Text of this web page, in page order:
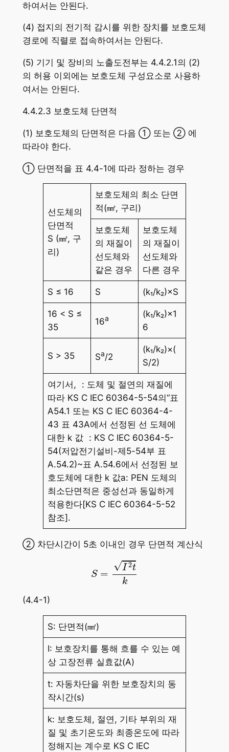
하여서는 안된다.
(4) 접지의 전기적 감시를 위한 장치를 보호도체
경로에 직렬로 접속하여서는 안된다.
(5) 기기 및 장비의 노출도전부는 4.4.2.1의 (2)
의 허용 이외에는 보호도체 구성요소로 사용하
여서는 안된다.
4.4.2.3 보호도체 단면적
(1) 보호도체의 단면적은 다음 ① 또는 ② 에
따라야 한다.
① 단면적을 표 4.4-1에 따라 정하는 경우
선도체의
단면적
S (㎟, 구
리)
보호도체의 최소 단면
적(㎟, 구리)
보호도체
의 재질이
선도체와
같은 경우
보호도체
의 재질이
선도체와
다른 경우
S ≤ 16 S (k₁/k₂)×S
16 < S ≤
35
16a
(k₁/k₂)×1
6
S > 35 Sa/2
(k₁/k₂)×(
S/2)
여기서,
: 도체 및 절연의 재질에
따라 KS C IEC 60364-5-54의“표
A54.1 또는 KS C IEC 60364-4-
43 표 43A에서 선정된 선 도체에
대한 k 값 : KS C IEC 60364-5-
54(저압전기설비-제5-54부 표
A.54.2)~표 A.54.6에서 선정된 보
호도체에 대한 k 값a: PEN 도체의
최소단면적은 중성선과 동일하게
적용한다[KS C IEC 60364-5-52
참조].
② 차단시간이 5초 이내인 경우 단면적 계산식
S =
√I 2t
k
2tk
(4.4-1)
S: 단면적(㎟)
I: 보호장치를 통해 흐를 수 있는 예
상 고장전류 실효값(A)
t: 자동차단을 위한 보호장치의 동
작시간(s)
k: 보호도체, 절연, 기타 부위의 재
질 및 초기온도와 최종온도에 따라
정해지는 계수로 KS C IEC